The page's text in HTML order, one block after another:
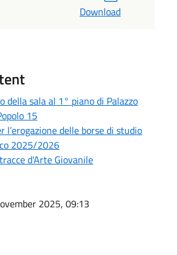
Download
della sala al 1° piano di Palazzo
15
l’erogazione delle borse di studio
2025/2026
d'Arte Giovanile
2025, 09:13